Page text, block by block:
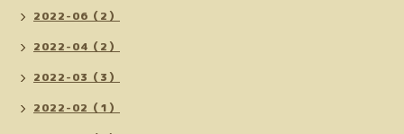
2022-06（2）
2022-04（2）
2022-03（3）
2022-02（1）